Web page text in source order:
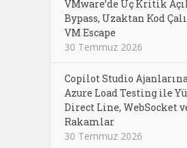
VMware’de Üç Kritik
Bypass, Uzaktan Kod
VM Escape
30 Temmuz 2026
Copilot Studio
Azure Load Testing ile
Direct Line, WebSocket
Rakamlar
30 Temmuz 2026